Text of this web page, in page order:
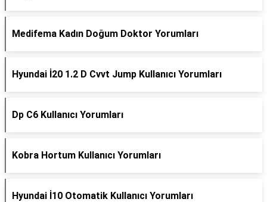
Medifema Kadın Doğum Doktor Yorumları
Hyundai İ20 1.2 D Cvvt Jump Kullanıcı Yorumları
Dp C6 Kullanıcı Yorumları
Kobra Hortum Kullanıcı Yorumları
Hyundai İ10 Otomatik Kullanıcı Yorumları